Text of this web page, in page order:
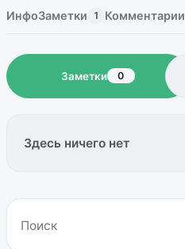
ИнфоЗаметки 1 Комментарии
Заметки 0
Здесь ничего нет